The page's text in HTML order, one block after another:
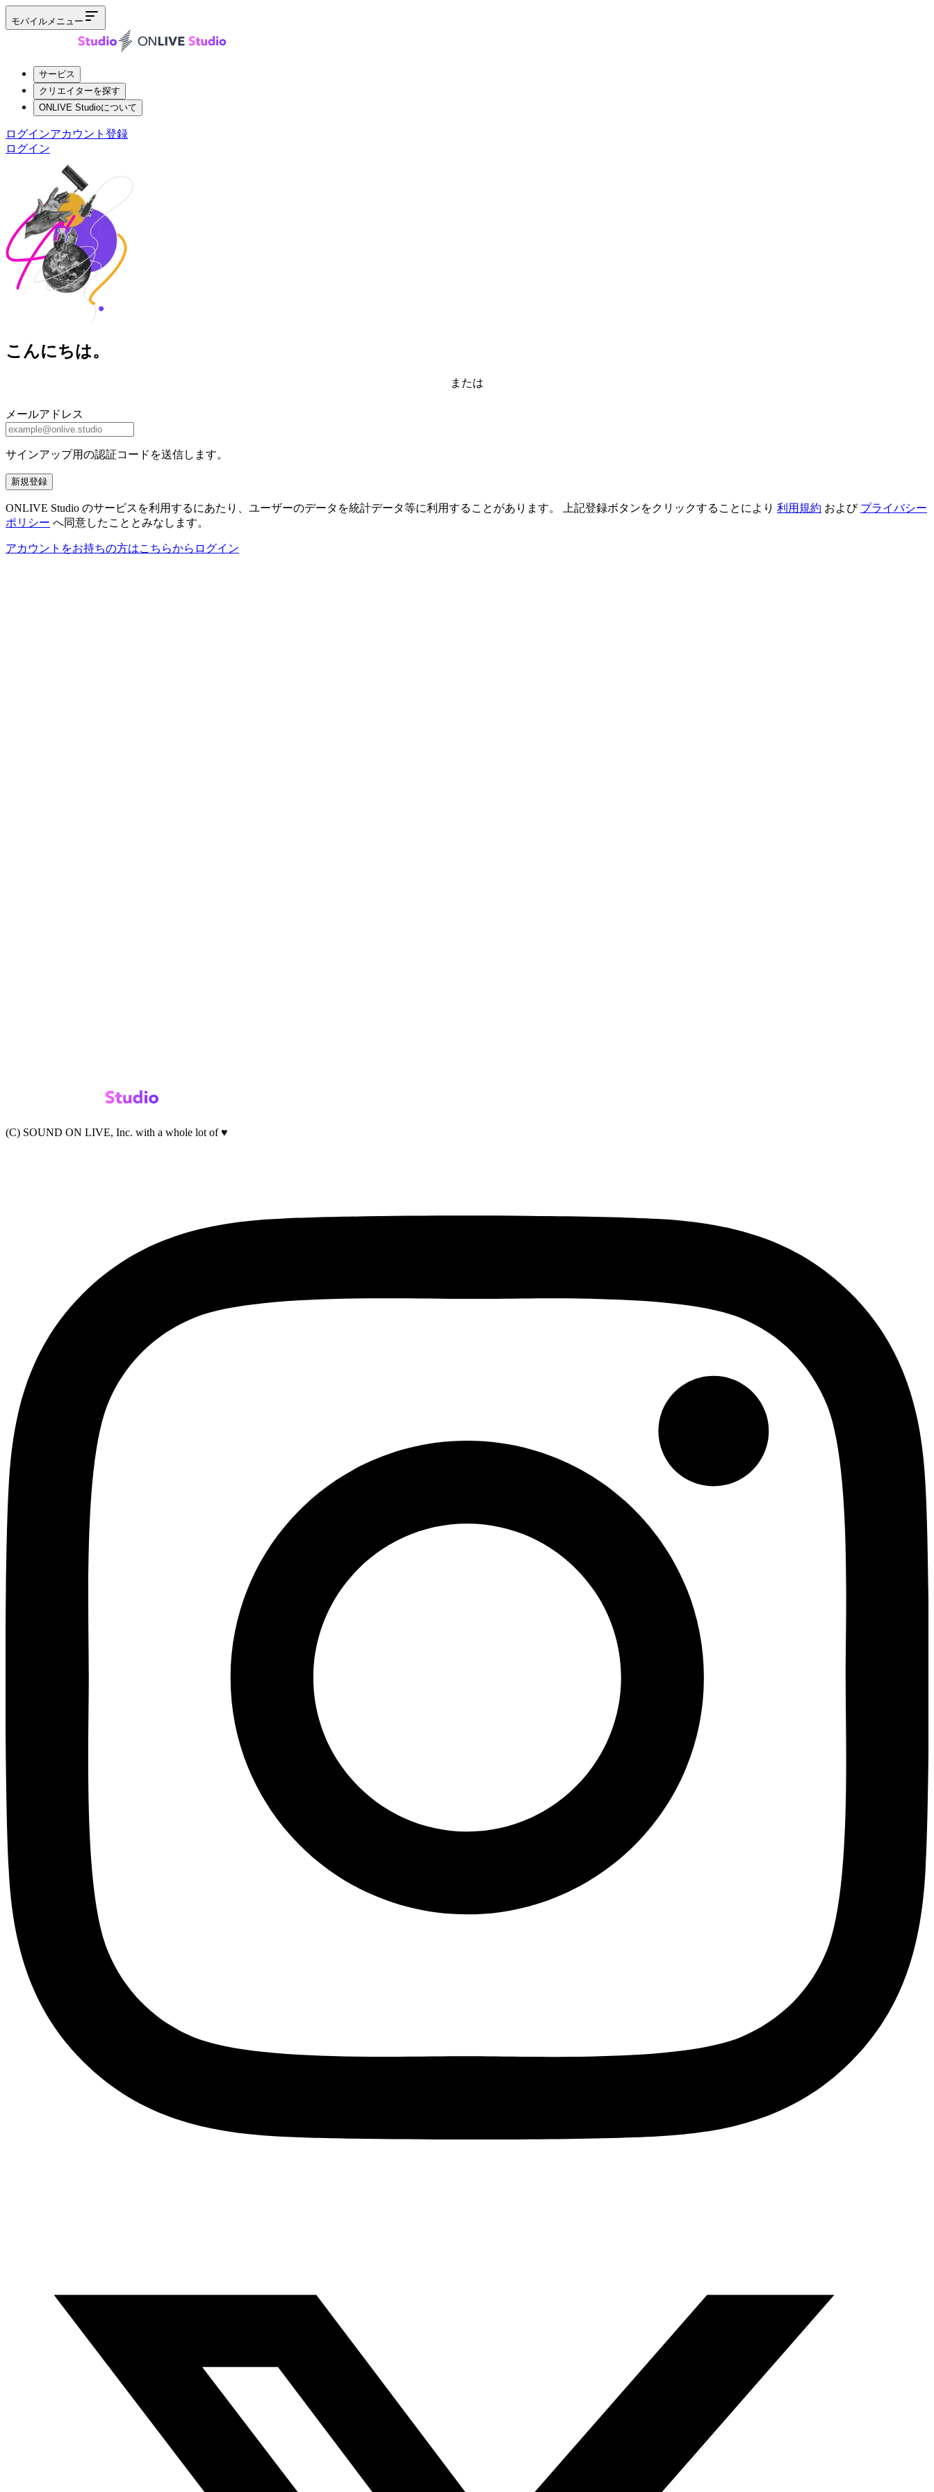
モバイルメニュー
サービス
クリエイターを探す
ONLIVE Studioについて
ログインアカウント登録
ログイン
こんにちは。
または
メールアドレス
サインアップ用の認証コードを送信します。
新規登録
ONLIVE Studio のサービスを利用するにあたり、ユーザーのデータを統計データ等に利用することがあります。 上記登録ボタンをクリックすることにより 利用規約 および プライバシー
ポリシー へ同意したこととみなします。
アカウントをお持ちの方はこちらからログイン
(C) SOUND ON LIVE, Inc. with a whole lot of ♥